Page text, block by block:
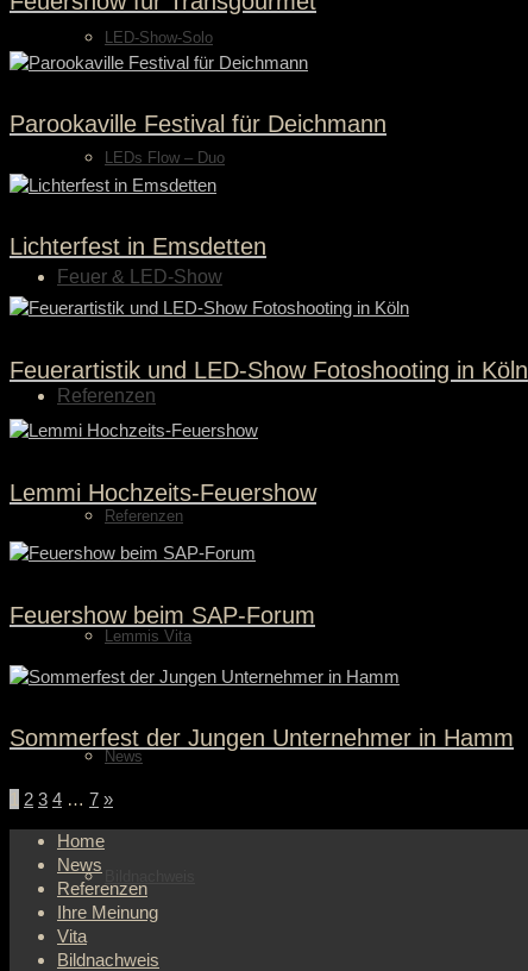
LED-Show-Solo
LEDs Flow – Duo
Feuer & LED-Show
Referenzen
Referenzen
Lemmis Vita
News
Parookaville Festival für Deichmann
Lichterfest in Emsdetten
Feuerartistik und LED-Show Fotoshooting in Köln
Lemmi Hochzeits-Feuershow
Feuershow beim SAP-Forum
Sommerfest der Jungen Unternehmer in Hamm
2 3 4 … 7 »
Home
News
Referenzen
Ihre Meinung
Vita
Bildnachweis